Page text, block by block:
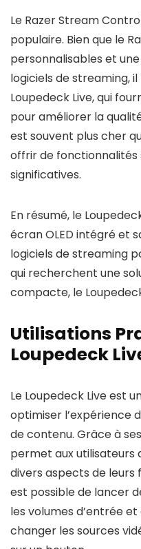
Le Razer Stream
populaire. Bien que le
personnalisables et
logiciels de streaming, il
Loupedeck Live, qui
pour améliorer la
est souvent plus cher
offrir de
significatives.
En résumé, le
écran OLED intégré et
logiciels de streaming
qui recherchent une
compacte, le
Utilisations
Loupedeck
Le Loupedeck Live est
optimiser l’expérience
de contenu. Grâce à
permet aux
divers aspects de leurs
est possible de lancer
les volumes d’entrée
changer les sources